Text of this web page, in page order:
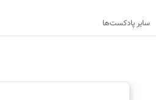
سایر پادکست‌ها